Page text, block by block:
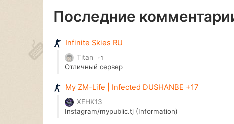
Последние
Infinite Skies RU
Titan +1
Отличный сервер
My ZM-Life | Infected DUSHANBE +17
XEHK13
Instagram/mypublic.tj (Information)